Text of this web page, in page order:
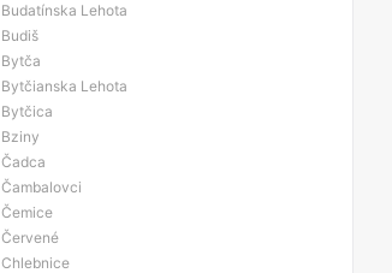
Budatínska Lehota
Budiš
Bytča
Bytčianska Lehota
Bytčica
Bziny
Čadca
Čambalovci
Čemice
Červené
Chlebnice